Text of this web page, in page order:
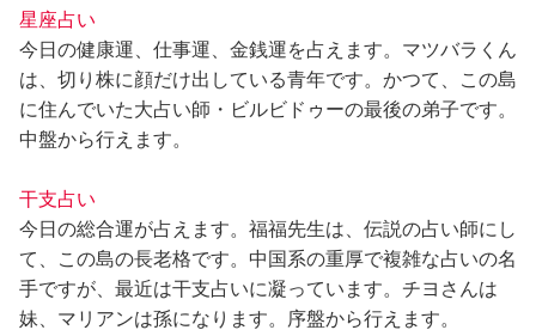
星座占い
今日の健康運、仕事運、金銭運を占えます。マツバラくん
は、切り株に顔だけ出している青年です。かつて、この島
に住んでいた大占い師・ビルビドゥーの最後の弟子です。
中盤から行えます。
干支占い
今日の総合運が占えます。福福先生は、伝説の占い師にし
て、この島の長老格です。中国系の重厚で複雑な占いの名
手ですが、最近は干支占いに凝っています。チヨさんは
妹、マリアンは孫になります。序盤から行えます。